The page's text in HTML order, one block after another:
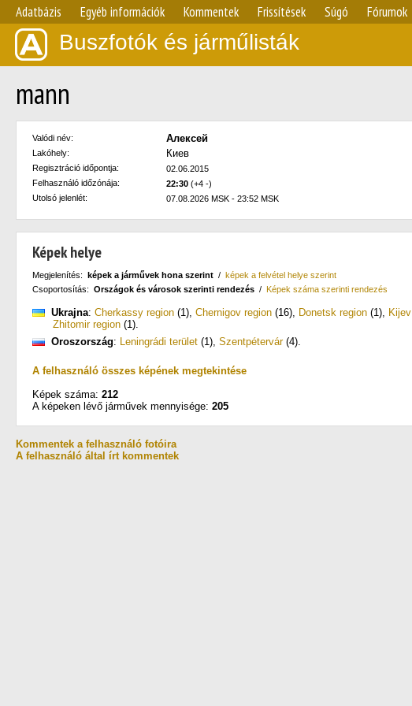
Adatbázis Egyéb információk Kommentek Frissítések Súgó Fórumok
Buszfotók és járműlisták
mann
Valódi név: Алексей
Lakóhely: Киев
Regisztráció időpontja:
02.06.2015
Felhasználó időzónája:
22:30 (+4 -)
Utolsó jelenlét:
07.08.2026 MSK - 23:52 MSK
Képek helye
Megjelenítés: képek a járművek hona szerint / képek a felvétel helye szerint
Csoportosítás: Országok és városok szerinti rendezés / Képek száma szerinti rendezés
Ukrajna: Cherkassy region (1), Chernigov region (16), Donetsk region (1), Kijev
Zhitomir region (1).
Oroszország: Leningrádi terület (1), Szentpétervár(4).
A felhasználó összes képének megtekintése
Képek száma: 212
A képeken lévő járművek mennyisége: 205
Kommentek a felhasználó fotóira
A felhasználó által írt kommentek